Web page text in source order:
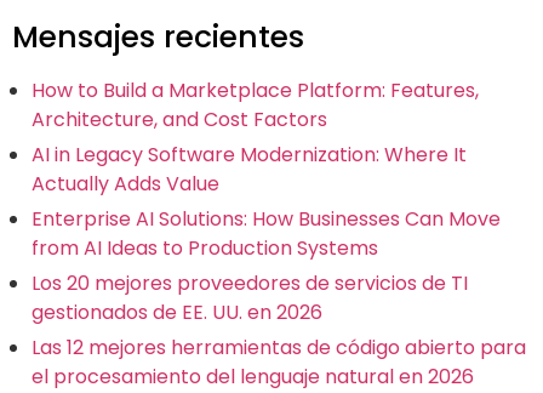
Mensajes recientes
How to Build a Marketplace Platform: Features,
Architecture, and Cost Factors
AI in Legacy Software Modernization: Where It
Actually Adds Value
Enterprise AI Solutions: How Businesses Can Move
from AI Ideas to Production Systems
Los 20 mejores proveedores de servicios de TI
gestionados de EE. UU. en 2026
Las 12 mejores herramientas de código abierto para
el procesamiento del lenguaje natural en 2026